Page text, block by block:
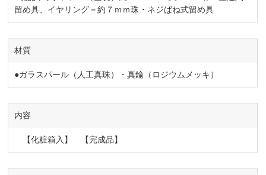
留め具、イヤリング＝約７ｍｍ珠・ネジばね式留め具
材質
●ガラスパール（人工真珠）・真鍮（ロジウムメッキ）
内容
【化粧箱入】 【完成品】